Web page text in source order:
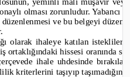
olması zorunludur.
düzenlenmesi ve bu belgeyi
olarak ihaleye katılan
ortaklığındaki hissesi oranında
ihale uhdesinde
kriterlerini taşıyıp